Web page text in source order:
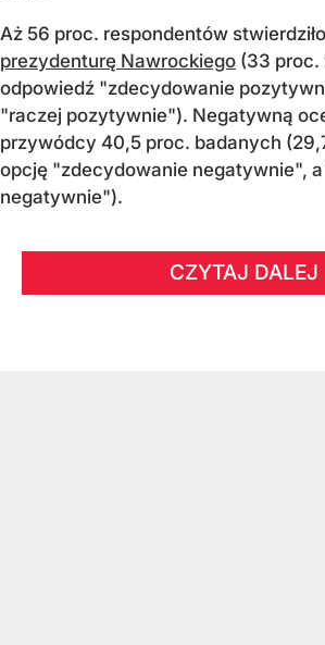
Aż 56 proc. respondentów
prezydenturę Nawrockiego (33 proc.
odpowiedź "zdecydowanie
"raczej pozytywnie"). Negatywną
przywódcy 40,5 proc. badanych
opcję "zdecydowanie negatywnie",
negatywnie").
CZYTAJ DALEJ